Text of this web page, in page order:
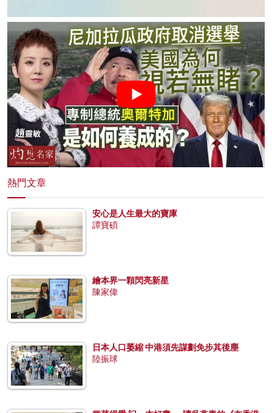
熱門文章
安心是人生最大的寶庫
譚寶碩
繪本界一顆閃亮新星
陳家偉
日本人口萎縮 中港須先謀劃免步其後塵
陸振球